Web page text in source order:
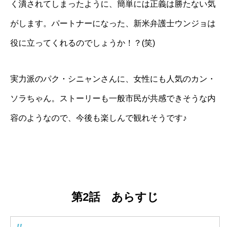
く潰されてしまったように、簡単には正義は勝たない気
がします。パートナーになった、新米弁護士ウンジョは
役に立ってくれるのでしょうか！？(笑)
実力派のパク・シニャンさんに、女性にも人気のカン・
ソラちゃん。ストーリーも一般市民が共感できそうな内
容のようなので、今後も楽しんで観れそうです♪
第2話 あらすじ